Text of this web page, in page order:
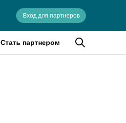
Вход для партнеров
Стать партнером